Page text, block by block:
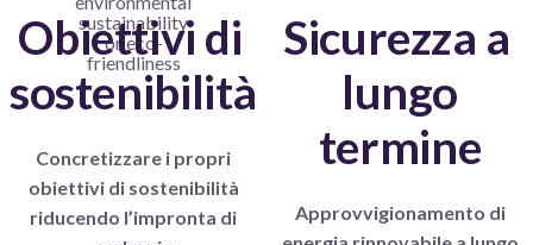
Obiettivi di
sostenibilità
Concretizzare i propri
obiettivi di sostenibilità
riducendo l’impronta di
Sicurezza a
lungo
termine
Approvvigionamento di